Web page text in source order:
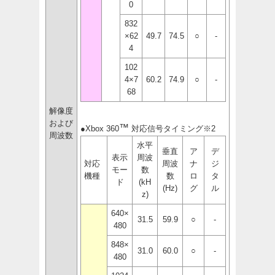
解像度
および
周波数
0
832
×62
4
49.7 74.5 ○ -
102
4×7
68
60.2 74.9 ○ -
●Xbox 360™ 対応信号タイミング※2
対応
機種
表示
モー
ド
水平
周波
数
(kH
z)
垂直
周波
数
(Hz)
ア
ナ
ロ
グ
デ
ジ
タ
ル
640×
480
31.5 59.9 ○ -
848×
480
31.0 60.0 ○ -